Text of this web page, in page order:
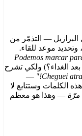
البرازيل — التذمّر من
موعد للقاء.
"Podemos marcar
الغداء؟) ولكي تشرح
—
الكلمات وستتابع لا
— وهذا هو معظم